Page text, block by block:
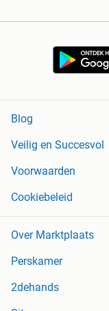
Blog
Veilig en Succesvol
Voorwaarden
Cookiebeleid
Over Marktplaats
Perskamer
2dehands